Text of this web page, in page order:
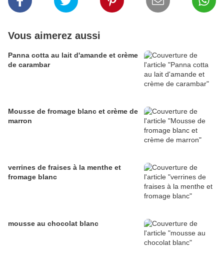
Vous aimerez aussi
Panna cotta au lait d'amande et crème
de carambar
Mousse de fromage blanc et crème de
marron
verrines de fraises à la menthe et
fromage blanc
mousse au chocolat blanc